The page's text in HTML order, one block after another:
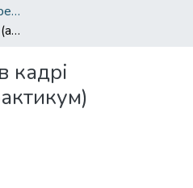
навчально-методичні рекомендації, програми дисциплін
Візуалізація дії в кадрі (аналітичний практикум)
кадрі